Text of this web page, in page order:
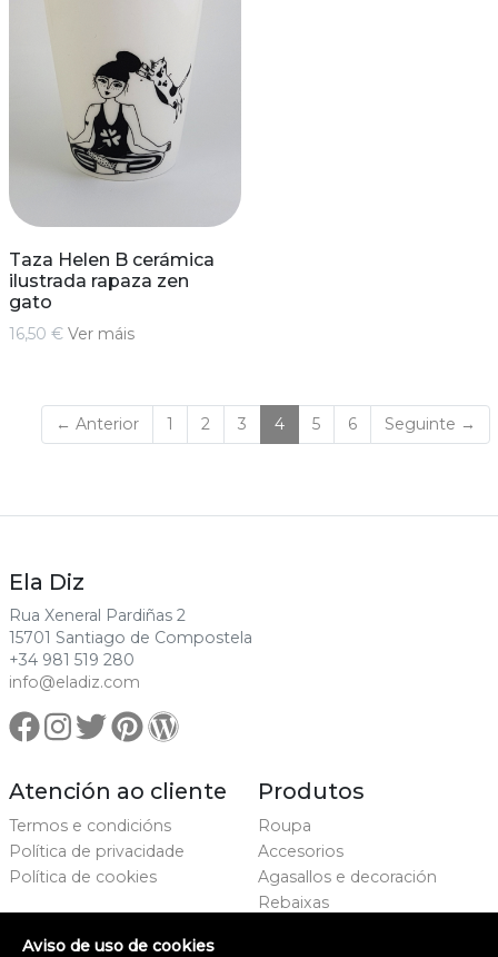
Taza Helen B cerámica
ilustrada rapaza zen
gato
16,50 € Ver máis
← Anterior 1 2 3 4(current)
5 6 Seguinte →
Ela Diz
Rua Xeneral Pardiñas 2
15701 Santiago de Compostela
+34 981 519 280
info@eladiz.com
Atención ao cliente
Termos e condicións
Política de privacidade
Política de cookies
Produtos
Roupa
Accesorios
Agasallos e decoración
Rebaixas
Aviso de uso de cookies